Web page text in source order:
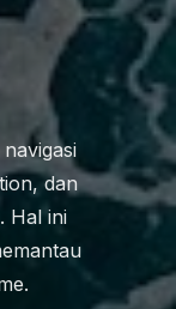
dan
Hal ini